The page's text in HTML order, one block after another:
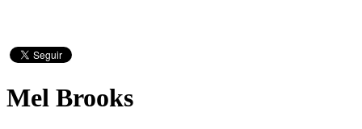
Mel Brooks